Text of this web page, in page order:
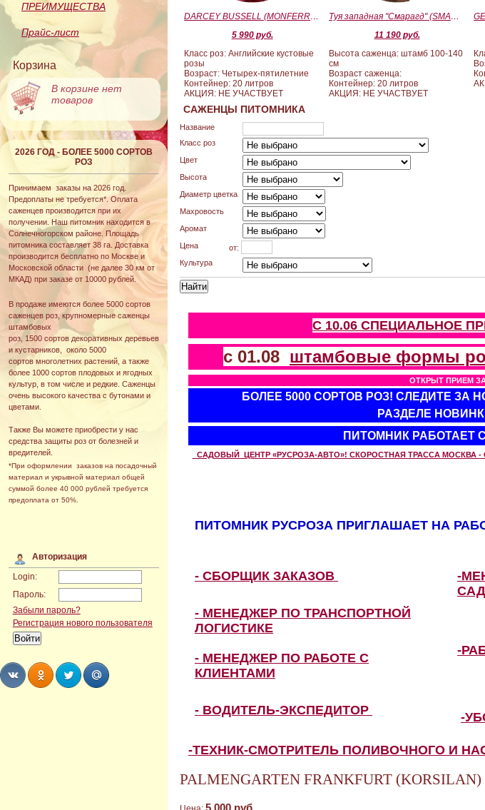
ПРЕИМУЩЕСТВА
Прайс-лист
Корзина
В корзине нет
товаров
2026 ГОД - БОЛЕЕ 5000 СОРТОВ
РОЗ
Принимаем заказы на 2026 год.
Предоплаты не требуется*. Оплата
саженцев производится при их
получении. Наш питомник находится в
Солнечногорском районе. Площадь
питомника составляет 38 га. Доставка
производится бесплатно по Москве и
Московской области (не далее 30 км от
МКАД) при заказе от 10000 рублей.
В продаже имеются более 5000 сортов
саженцев роз, крупномерные саженцы
штамбовых
роз, 1500 сортов декоративных деревьев
и кустарников, около 5000
сортов многолетних растений, а также
более 1000 сортов плодовых и ягодных
культур, в том числе и редкие. Саженцы
очень высокого качества с бутонами и
цветами.
Также Вы можете приобрести у нас
средства защиты роз от болезней и
вредителей.
*При оформлении заказов на посадочный
материал и укрывной материал общей
суммой более 40 000 рублей требуется
предоплата от 50%.
Авторизация
Login:
Пароль:
Забыли пароль?
Регистрация нового пользователя
DARCEY BUSSELL (MONFERRATO) (Дарси Басл)
5 990 руб.
Класс роз: Английские кустовые
розы
Возраст: Четырех-пятилетние
Контейнер: 20 литров
АКЦИЯ: НЕ УЧАСТВУЕТ
Туя западная "Смарагд" (SMARAGD) ШТАМБ 100-140
11 190 руб.
Высота саженца: штамб 100-140
см
Возраст саженца:
Контейнер: 20 литров
АКЦИЯ: НЕ УЧАСТВУЕТ
САЖЕНЦЫ ПИТОМНИКА
Название
Класс роз
Цвет
Высота
Диаметр цветка
Махровость
Аромат
Цена
от:
Культура
С 10.06 СПЕЦИАЛЬНОЕ
с 01.08 штамбовые формы
ОТКРЫТ ПРИЕМ
БОЛЕЕ 5000 СОРТОВ РОЗ! СЛЕДИТЕ
РАЗДЕЛЕ
ПИТОМНИК РАБОТАЕТ
САДОВЫЙ ЦЕНТР «РУСРОЗА-АВТО»! СКОРОСТНАЯ ТРАССА МОСКВА -
ПИТОМНИК РУСРОЗА ПРИГЛАШАЕТ НА
- СБОРЩИК ЗАКАЗОВ
-
- МЕНЕДЖЕР ПО ТРАНСПОРТНОЙ
ЛОГИСТИКЕ
- МЕНЕДЖЕР ПО РАБОТЕ С
КЛИЕНТАМИ
-
- ВОДИТЕЛЬ-ЭКСПЕДИТОР -
-ТЕХНИК-СМОТРИТЕЛЬ ПОЛИВОЧНОГО И
PALMENGARTEN FRANKFURT (KORSILAN)